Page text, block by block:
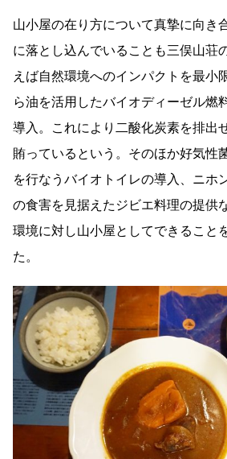
山小屋の在り方について真摯に向き
に落とし込んでいることも三俣山荘
えば自然環境へのインパクトを最小
ら油を活用したバイオディーゼル燃
導入。これにより二酸化炭素を排出
賄っているという。そのほか好気性
を行なうバイオトイレの導入、ニホ
の食害を見据えたジビエ料理の提供
環境に対し山小屋としてできること
た。